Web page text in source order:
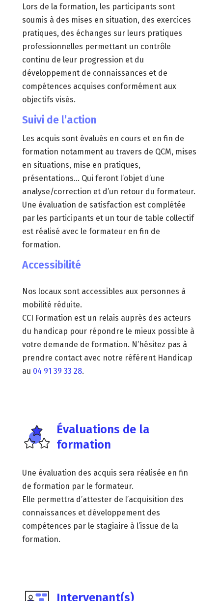
Lors de la formation, les participants sont
soumis à des mises en situation, des exercices
pratiques, des échanges sur leurs pratiques
professionnelles permettant un contrôle
continu de leur progression et du
développement de connaissances et de
compétences acquises conformément aux
objectifs visés.
Suivi de l’action
Les acquis sont évalués en cours et en fin de
formation notamment au travers de QCM, mises
en situations, mise en pratiques,
présentations… Qui feront l’objet d’une
analyse/correction et d’un retour du formateur.
Une évaluation de satisfaction est complétée
par les participants et un tour de table collectif
est réalisé avec le formateur en fin de
formation.
Accessibilité
Nos locaux sont accessibles aux personnes à
mobilité réduite.
CCI Formation est un relais auprès des acteurs
du handicap pour répondre le mieux possible à
votre demande de formation. N’hésitez pas à
prendre contact avec notre référent Handicap
au 04 91 39 33 28.
Évaluations de la
formation
Une évaluation des acquis sera réalisée en fin
de formation par le formateur.
Elle permettra d’attester de l’acquisition des
connaissances et développement des
compétences par le stagiaire à l’issue de la
formation.
Intervenant(s)